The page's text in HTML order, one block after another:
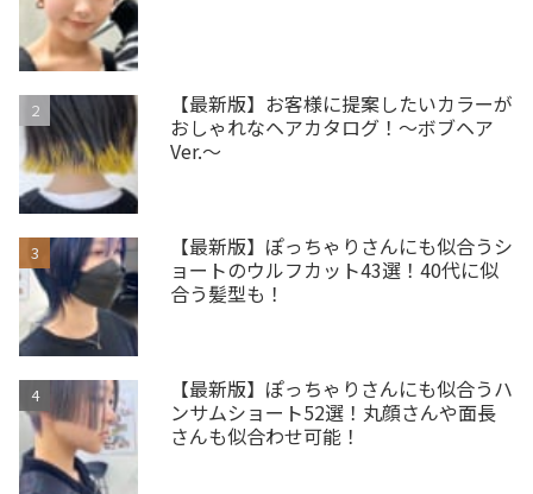
【最新版】お客様に提案したいカラーが
おしゃれなヘアカタログ！～ボブヘア
Ver.～
【最新版】ぽっちゃりさんにも似合うシ
ョートのウルフカット43選！40代に似
合う髪型も！
【最新版】ぽっちゃりさんにも似合うハ
ンサムショート52選！丸顔さんや面長
さんも似合わせ可能！